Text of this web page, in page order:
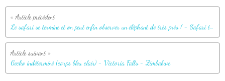
Le safari se termine et on peut enfin observer un éléphant de très près ! - Safari terrestre - Parc National de Chobe - Botswana
Gecko indéterminé (corps bleu clair) - Victoria Falls - Zimbabwe